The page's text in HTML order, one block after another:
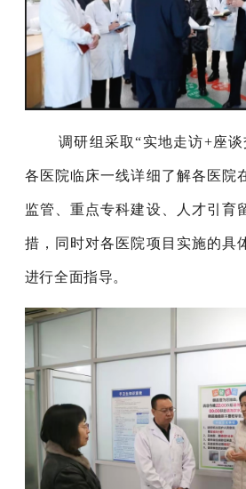
调研组采取“实地走访+座
各医院临床一线详细了解各医院
监管、重点专科建设、人才引育
措， 同时对各医院项目实施的具
进行全面指导。